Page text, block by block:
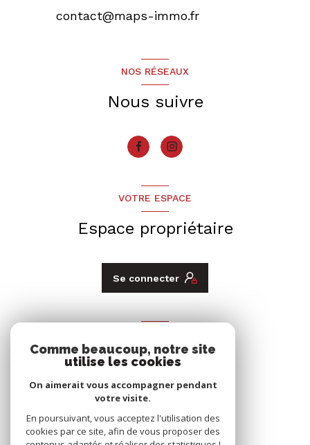
contact@maps-immo.fr
NOS RÉSEAUX
Nous suivre
VOTRE ESPACE
Espace propriétaire
Se connecter
Nous adhérons
Comme beaucoup, notre site
utilise les cookies
On aimerait vous accompagner pendant
votre visite.
En poursuivant, vous acceptez l'utilisation des
cookies par ce site, afin de vous proposer des